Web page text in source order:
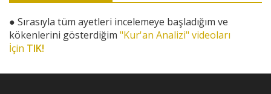
● Sırasıyla tüm ayetleri incelemeye başladığım ve
kökenlerini gösterdiğim "Kur'an Analizi" videoları
İçin TIK!